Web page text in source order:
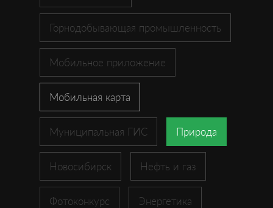
Горнодобывающая промышленность
Мобильное приложение
Мобильная карта
Муниципальная ГИС Природа
Новосибирск Нефть и газ
Фотоконкурс Энергетика